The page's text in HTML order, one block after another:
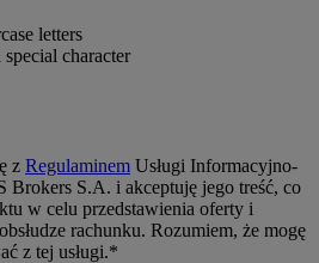
letters
character
z Regulaminem Usługi Informacyjno-
S.A. i akceptuję jego treść, co
w celu przedstawienia oferty i
rachunku. Rozumiem, że mogę
z tej usługi.*